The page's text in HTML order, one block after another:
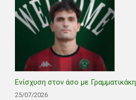
Ενίσχυση στον άσο με Γραμματικάκη
25/07/2026